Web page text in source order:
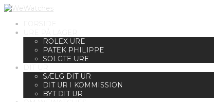
ROLEX URE
PATEK PHILIPPE
SOLGTE URE
SÆLG DIT UR
DIT UR I KOMMISSION
BYT DIT UR